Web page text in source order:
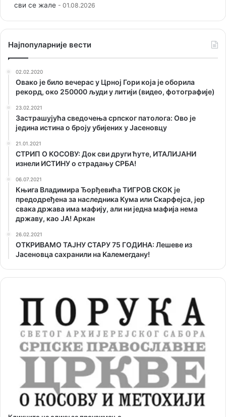
сви се жале
01.08.2026
Наjпопуларније вести
02.02.2020
Овако је било вечерас у Црној Гори која је оборила
рекорд, око 250000 људи у литији (видео, фотографије)
23.02.2021
Застрашујућа сведочења српског патолога: Ово је
једина истина о броју убијених у Јасеновцу
21.01.2021
СТРИП О KОСОВУ: Док сви други ћуте, ИТАЛИЈАНИ
изнели ИСТИНУ о страдању СРБА!
06.07.2021
Књига Владимира Ђорђевића ТИГРОВ СКОК је
предодређена за наследника Кума или Скарфејса, јер
свака држава има мафију, али ни једна мафија нема
државу, као ЈА! Аркан
26.02.2021
ОТKРИВАМО ТАЈНУ СТАРУ 75 ГОДИНА: Лешеве из
Јасеновца сахранили на Kалемегдану!